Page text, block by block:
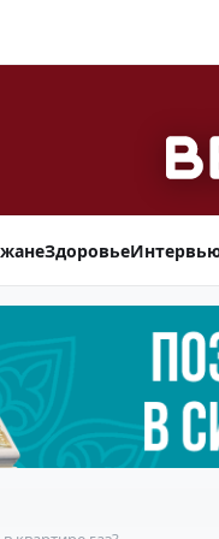
Здоровье